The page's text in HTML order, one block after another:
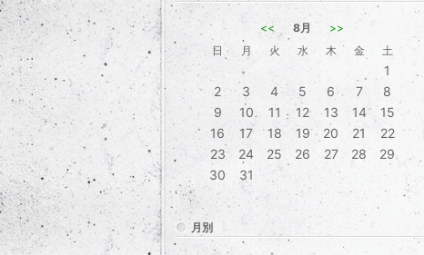
<< 8月
>>
日
月 火 水 木 金 土
1
2
3 4 5 6 7
8
9
10 11 12 13 14
15
16
17 18 19 20 21
22
23
24 25 26 27 28
29
30
31
月別